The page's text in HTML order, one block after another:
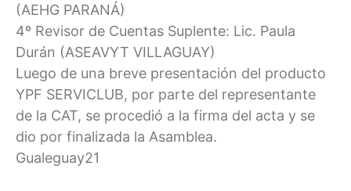
(AEHG PARANÁ)
4º Revisor de Cuentas Suplente: Lic. Paula
Durán (ASEAVYT VILLAGUAY)
Luego de una breve presentación del producto
YPF SERVICLUB, por parte del representante
de la CAT, se procedió a la firma del acta y se
dio por finalizada la Asamblea.
Gualeguay21